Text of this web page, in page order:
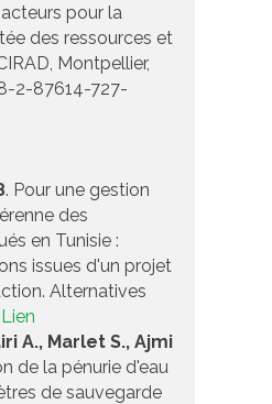
pour la
des ressources et
Montpellier,
2-87614-727-
. Pour une gestion
des
en Tunisie :
issues d'un projet
Alternatives
Lien
A., Marlet S., Ajmi
de la pénurie d'eau
de sauvegarde